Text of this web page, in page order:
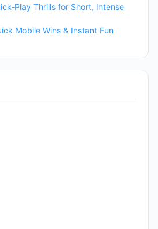
Thrills for Short, Intense
Mobile Wins & Instant Fun